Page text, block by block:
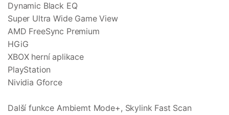
Dynamic Black EQ
Super Ultra Wide Game View
AMD FreeSync Premium
HGiG
XBOX herní aplikace
PlayStation
Nividia Gforce
Další funkce Ambiemt Mode+, Skylink Fast Scan